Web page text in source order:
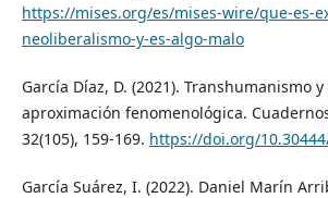
https://mises.org/es/mises-wire/que-es-
neoliberalismo-y-es-algo-malo
García Díaz, D. (2021). Transhumanismo
aproximación fenomenológica.
32(105), 159-169. https://doi.org/
García Suárez, I. (2022). Daniel Marín